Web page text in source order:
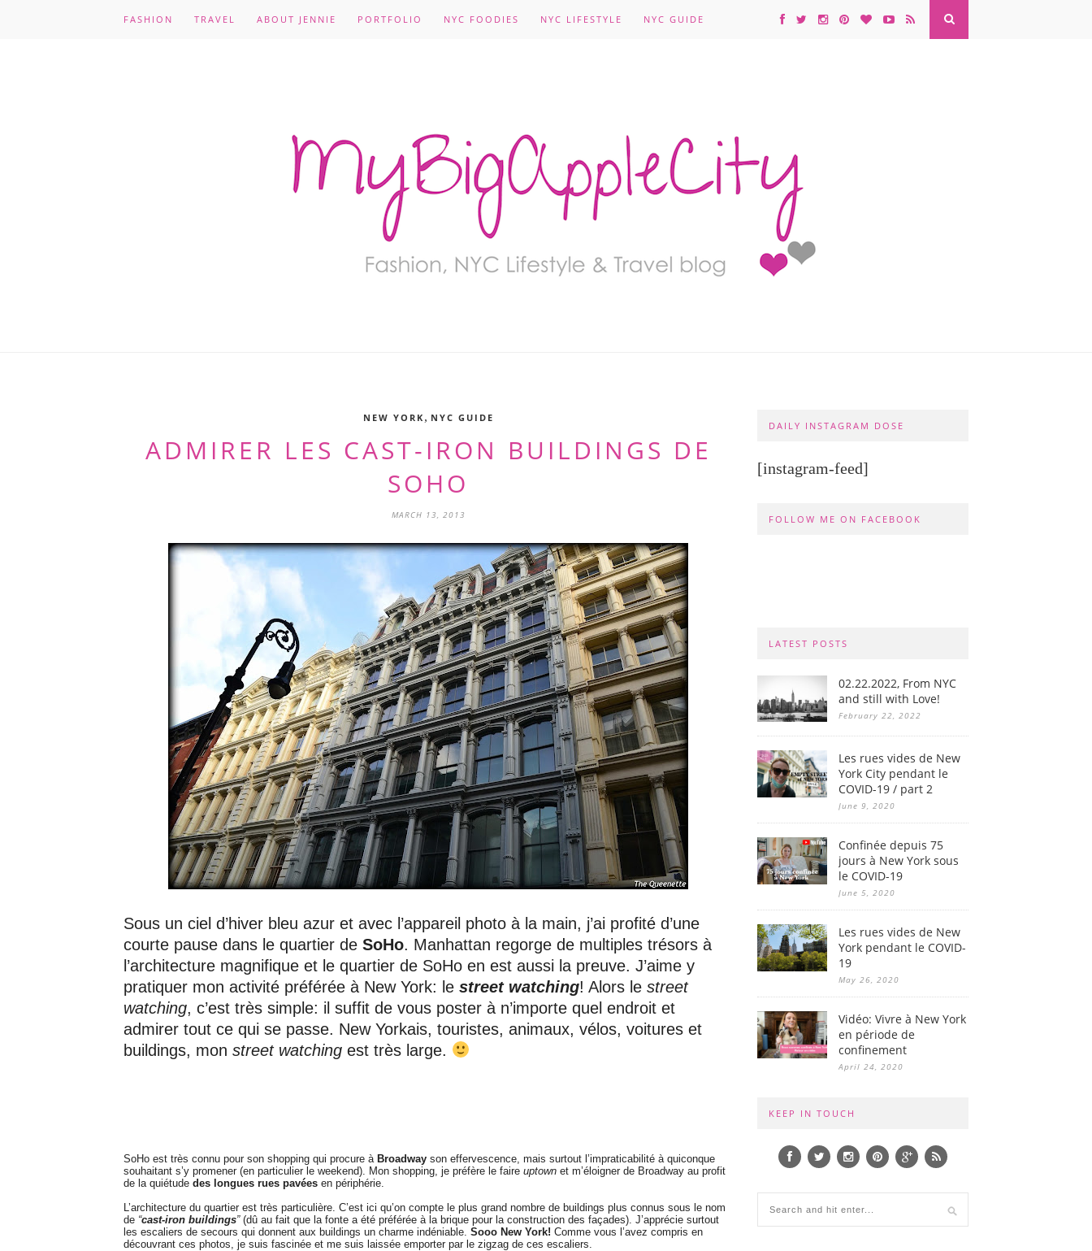
FASHION TRAVEL ABOUT JENNIE PORTFOLIO NYC FOODIES NYC LIFESTYLE NYC GUIDE
NEW YORK , NYC GUIDE
ADMIRER LES CAST-IRON BUILDINGS DE
SOHO
MARCH 13, 2013
Sous un ciel d’hiver bleu azur et avec l’appareil photo à la main, j’ai profité d’une
courte pause dans le quartier de SoHo. Manhattan regorge de multiples trésors à
l’architecture magnifique et le quartier de SoHo en est aussi la preuve. J’aime y
pratiquer mon activité préférée à New York: le street watching! Alors le street
watching, c’est très simple: il suffit de vous poster à n’importe quel endroit et
admirer tout ce qui se passe. New Yorkais, touristes, animaux, vélos, voitures et
buildings, mon street watching est très large.
SoHo est très connu pour son shopping qui procure à Broadway son effervescence, mais surtout l’impraticabilité à quiconque
souhaitant s’y promener (en particulier le weekend). Mon shopping, je préfère le faire uptown et m’éloigner de Broadway au profit
de la quiétude des longues rues pavées en périphérie.
L’architecture du quartier est très particulière. C’est ici qu’on compte le plus grand nombre de buildings plus connus sous le nom
de “cast-iron buildings” (dû au fait que la fonte a été préférée à la brique pour la construction des façades). J’apprécie surtout
les escaliers de secours qui donnent aux buildings un charme indéniable. Sooo New York! Comme vous l’avez compris en
découvrant ces photos, je suis fascinée et me suis laissée emporter par le zigzag de ces escaliers.
DAILY INSTAGRAM DOSE
[instagram-feed]
FOLLOW ME ON FACEBOOK
LATEST POSTS
02.22.2022, From NYC
and still with Love!
February 22, 2022
Les rues vides de New
York City pendant le
COVID-19 / part 2
June 9, 2020
Confinée depuis 75
jours à New York sous
le COVID-19
June 5, 2020
Les rues vides de New
York pendant le COVID-
19
May 26, 2020
Vidéo: Vivre à New York
en période de
confinement
April 24, 2020
KEEP IN TOUCH